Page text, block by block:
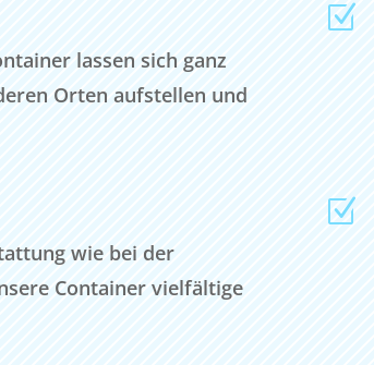
lassen sich ganz
Orten aufstellen und
wie bei der
Container vielfältige
Z
Z